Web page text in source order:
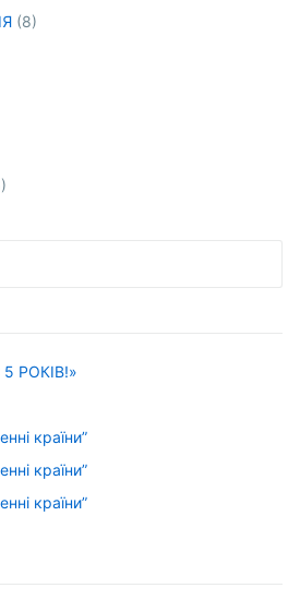
(8)
РОКІВ!»
країни”
країни”
країни”